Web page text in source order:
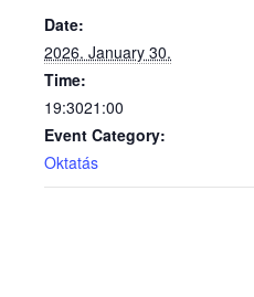
TÁP Alapítvány
Date:
2026. January 30.
Time:
19:3021:00
Event Category:
Oktatás